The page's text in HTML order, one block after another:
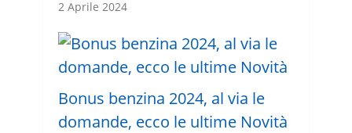
2 Aprile 2024
Bonus benzina 2024, al via le
domande, ecco le ultime Novità